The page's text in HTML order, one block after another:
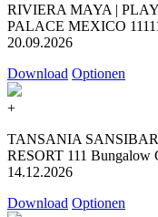
RIVIERA MAYA |
PALACE MEXICO
20.09.2026
Download Optionen
+
TANSANIA
RESORT 111 Bungalow
14.12.2026
Download Optionen